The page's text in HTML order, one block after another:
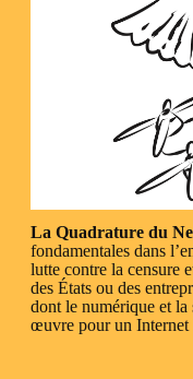
La Quadrature du
fondamentales dans
lutte contre la censure
des États ou des
dont le numérique et
œuvre pour un Internet